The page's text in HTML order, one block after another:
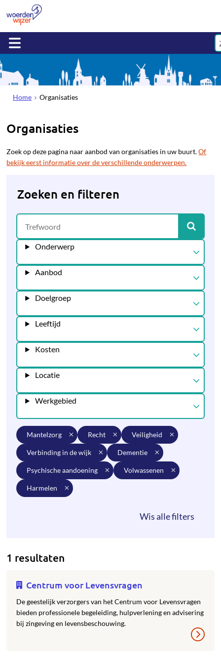
Home Organisaties
Organisaties
Zoek op deze pagina naar aanbod van organisaties in uw buurt.Of
bekijk eerst informatie over de verschillende onderwerpen.
Zoeken en filteren
Onderwerp
Aanbod
Doelgroep
Leeftijd
Kosten
Locatie
Werkgebied
mantelzorg recht veiligheid
verbinding in de wijk dementie
psychische aandoening volwassenen
harmelen
1 resultaten
Centrum voor Levensvragen
De geestelijk verzorgers van het Centrum voor Levensvragen
bieden professionele begeleiding, hulpverlening en advisering
bij zingeving en levensbeschouwing.